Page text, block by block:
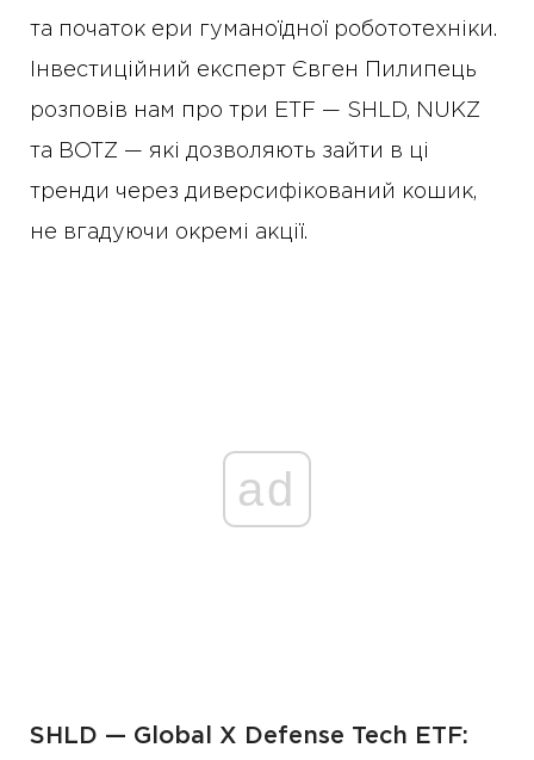
та початок ери гуманоїдної робототехніки.
Інвестиційний експерт Євген Пилипець
розповів нам про три ETF — SHLD, NUKZ
та BOTZ — які дозволяють зайти в ці
тренди через диверсифікований кошик,
не вгадуючи окремі акції.
ad
SHLD — Global X Defense Tech ETF: